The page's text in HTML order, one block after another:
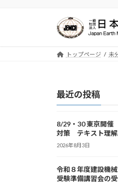
トップページ 未
最近の投稿
8/29・30 東京開
対策 テキスト理
2026年8月3日
令和８年度建設機
受験準備講習会の